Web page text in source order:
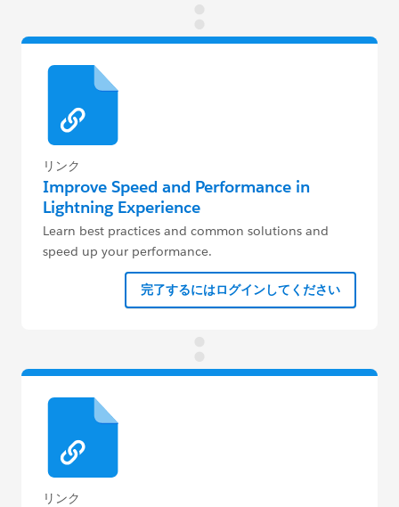
リンク
Improve Speed and Performance in
Lightning Experience
Learn best practices and common solutions and
speed up your performance.
完了するにはログインしてください
リンク